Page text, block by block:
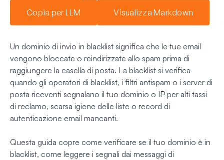
Copia per LLM Visualizza Markdown
Un dominio di invio in blacklist significa che le tue email
vengono bloccate o reindirizzate allo spam prima di
raggiungere la casella di posta. La blacklist si verifica
quando gli operatori di blacklist, i filtri antispam o i server di
posta riceventi segnalano il tuo dominio o IP per alti tassi
di reclamo, scarsa igiene delle liste o record di
autenticazione email mancanti.
Questa guida copre come verificare se il tuo dominio è in
blacklist, come leggere i segnali dai messaggi di